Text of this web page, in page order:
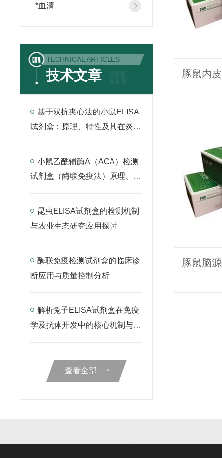
*血清
TECHNICAL ARTICLES
技术文章
基于双抗夹心法的小鼠ELISA
试剂盒：原理、特性及其在炎症
小鼠乙酰辅酶A（ACA）检测
试剂盒（酶联免疫法）原理、应
昆虫ELISA试剂盒的检测机制
与农业生态研究应用探讨
酶联免疫检测试剂盒的临床诊
断应用与质量控制分析
解析兔子ELISA试剂盒在免疫
学及抗体开发中的核心机制与检
查看全部